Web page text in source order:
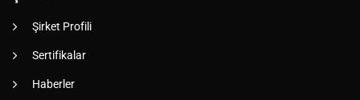
Şirket Profili
Sertifikalar
Haberler